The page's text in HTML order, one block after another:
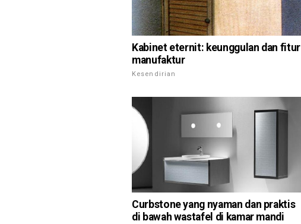
Kabinet eternit: keunggulan dan fitur
manufaktur
Kesendirian
Curbstone yang nyaman dan praktis
di bawah wastafel di kamar mandi